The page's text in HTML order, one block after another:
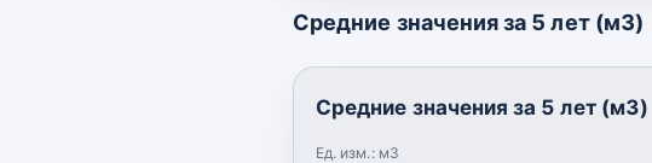
Средние значения за 5 лет (м3)
Средние значения за 5 лет (м3)
Ед. изм.: м3